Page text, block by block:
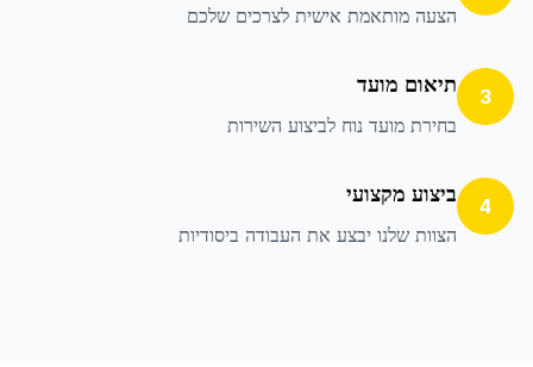
הצעה מותאמת אישית לצרכים שלכם
3 תיאום מועד
בחירת מועד נוח לביצוע השירות
4 ביצוע מקצועי
הצוות שלנו יבצע את העבודה ביסודיות